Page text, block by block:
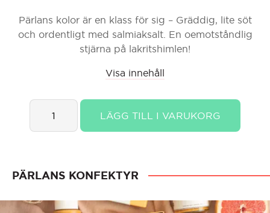
Pärlans kolor är en klass för sig – Gräddig, lite söt
och ordentligt med salmiaksalt. En oemotståndlig
stjärna på lakritshimlen!
Visa innehåll
Pärlans
Kolor
1
LÄGG TILL I VARUKORG
PÄRLANS KONFEKTYR